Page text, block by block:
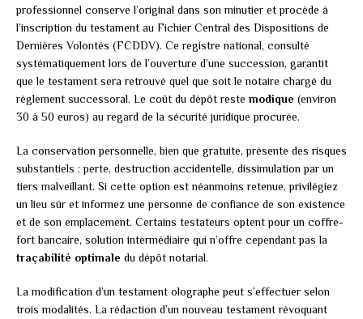
professionnel conserve l’original dans son minutier et procède à
l’inscription du testament au Fichier Central des Dispositions de
Dernières Volontés (FCDDV). Ce registre national, consulté
systématiquement lors de l’ouverture d’une succession, garantit
que le testament sera retrouvé quel que soit le notaire chargé du
règlement successoral. Le coût du dépôt reste modique (environ
30 à 50 euros) au regard de la sécurité juridique procurée.
La conservation personnelle, bien que gratuite, présente des risques
substantiels : perte, destruction accidentelle, dissimulation par un
tiers malveillant. Si cette option est néanmoins retenue, privilégiez
un lieu sûr et informez une personne de confiance de son existence
et de son emplacement. Certains testateurs optent pour un coffre-
fort bancaire, solution intermédiaire qui n’offre cependant pas la
traçabilité optimale du dépôt notarial.
La modification d’un testament olographe peut s’effectuer selon
trois modalités. La rédaction d’un nouveau testament révoquant